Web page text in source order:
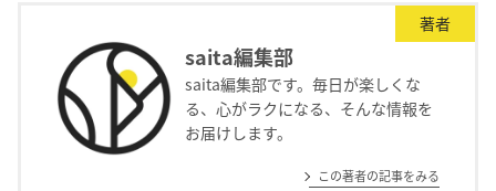
著者
saita編集部
saita編集部です。毎日が楽しくな
る、心がラクになる、そんな情報を
お届けします。
この著者の記事をみる